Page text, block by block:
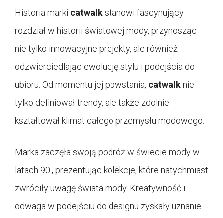
Historia marki catwalkstanowi fascynujący
rozdział w historii światowej mody, przynosząc
nie tylko innowacyjne projekty, ale również
odzwierciedlając ewolucję stylu i podejścia do
ubioru. Od momentu jej powstania, catwalknie
tylko definiował trendy, ale także zdolnie
kształtował klimat całego przemysłu modowego.
Marka zaczęła swoją podróż w świecie mody w
latach 90., prezentując kolekcje, które natychmiast
zwróciły uwagę świata mody. Kreatywność i
odwaga w podejściu do designu zyskały uznanie